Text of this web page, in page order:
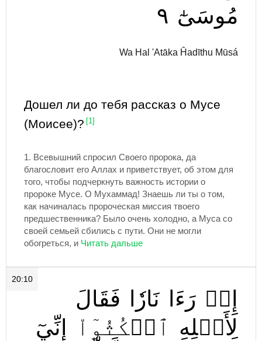
مُوسَىٰٓ ٩
Wa Hal 'Atāka Ĥadīthu Mūsá
Дошел ли до тебя рассказ о Мусе
(Моисее)?
[1]
1. Всевышний спросил Своего пророка, да
благословит его Аллах и приветствует, об этом для
того, чтобы подчеркнуть важность истории о
пророке Мусе. О Мухаммад! Знаешь ли ты о том,
как начиналась пророческая миссия твоего
предшественника? Было очень холодно, а Муса со
своей семьей сбились с пути. Они не могли
обогреться, и
20:10
إِذۡ رَءَا نَارٗا
فَقَالَ
لِأَهۡلِهِ ٱمۡكُثُوٓاْ
إِنِّيٓ